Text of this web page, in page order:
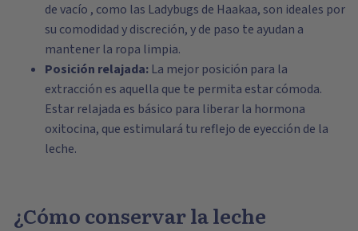
de vacío , como las Ladybugs de Haakaa,son ideales por
su comodidad y discreción, y de paso te ayudan a
mantener la ropa limpia.
Posición relajada: La mejor posición para la
extracción es aquella que te permita estar cómoda.
Estar relajada es básico para liberar la hormona
oxitocina, que estimulará tu reflejo de eyección de la
leche.
¿Cómo conservar la leche